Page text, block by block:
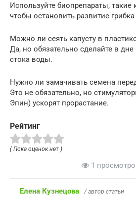
Используйте биопрепараты, такие
чтобы остановить развитие
Можно ли сеять капусту в
Да, но обязательно сделайте в
стока воды.
Нужно ли замачивать семена
Это не обязательно, но
Эпин) ускорят прорастание.
Рейтинг
( Пока оценок нет )
1
Елена Кузнецова / автор статьи